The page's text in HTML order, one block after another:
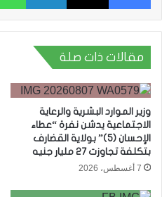
مقالات ذات صلة
وزير الموارد البشرية والرعاية
الاجتماعية يدشن نفرة “عطاء
الإحسان (5)” بولاية القضارف
بتكلفة تجاوزت 27 مليار جنيه
7 أغسطس، 2026